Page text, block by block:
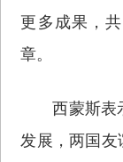
更多成果，
章。
西蒙斯表
发展，两国友